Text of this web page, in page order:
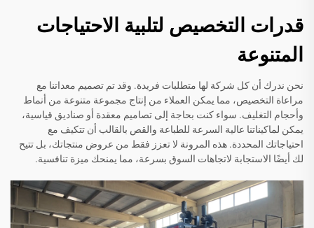
قدرات التخصيص لتلبية الاحتياجات
المتنوعة
نحن ندرك أن كل شركة لها متطلبات فريدة. وقد تم تصميم معداتنا مع
مراعاة التخصيص، مما يمكن العملاء من إنتاج مجموعة متنوعة من أنماط
وأحجام التغليف. سواء كنت بحاجة إلى تصاميم معقدة أو صناديق قياسية،
يمكن لماكيناتنا عالية السرعة للطباعة والقص بالقالب أن تتكيف مع
احتياجاتك المحددة. هذه المرونة لا تعزز فقط من عروض منتجاتك، بل تتيح
لك أيضًا الاستجابة لاتجاهات السوق بسرعة، مما يمنحك ميزة تنافسية.